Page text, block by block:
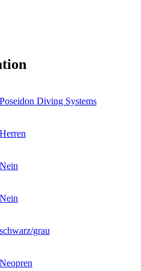
Poseidon Diving Systems
Herren
Nein
Nein
schwarz/grau
Neopren